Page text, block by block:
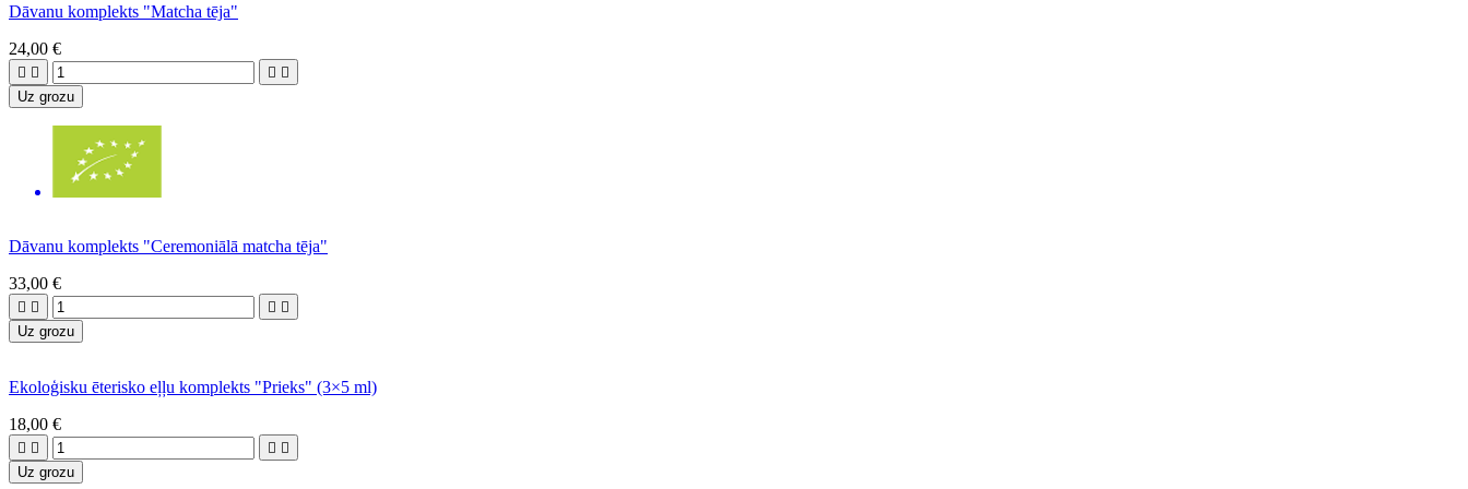
Dāvanu komplekts "Matcha tēja"
24,00 €
   
Uz grozu
Dāvanu komplekts "Ceremoniālā matcha tēja"
33,00 €
   
Uz grozu
Ekoloģisku ēterisko eļļu komplekts "Prieks" (3×5 ml)
18,00 €
   
Uz grozu